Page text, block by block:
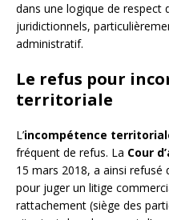
dans une logique de respect
juridictionnels,
administratif.
Le refus pour
territoriale
L’incompétence
fréquent de refus. La Cour
15 mars 2018, a ainsi
pour juger un litige
rattachement (siège des